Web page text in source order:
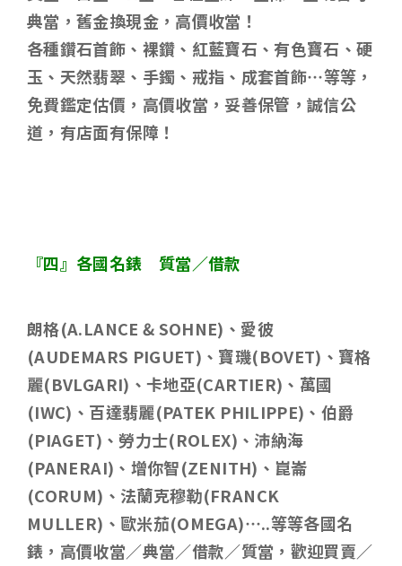
典當，舊金換現金，高價收當！
各種鑽石首飾、裸鑽、紅藍寶石、有色寶石、硬
玉、天然翡翠、手鐲、戒指、成套首飾…等等，
免費鑑定估價，高價收當，妥善保管，誠信公
道，有店面有保障！
『四』各國名錶 質當／借款
朗格(A.LANCE & SOHNE) 、愛彼
(AUDEMARS PIGUET) 、寶璣(BOVET) 、寶格
麗(BVLGARI) 、卡地亞(CARTIER) 、萬國
(IWC) 、百達翡麗(PATEK PHILIPPE) 、伯爵
(PIAGET) 、勞力士(ROLEX) 、沛納海
(PANERAI) 、增你智(ZENITH) 、崑崙
(CORUM) 、法蘭克穆勒(FRANCK
MULLER) 、歐米茄(OMEGA)…..等等各國名
錶，高價收當／典當／借款／質當，歡迎買賣／